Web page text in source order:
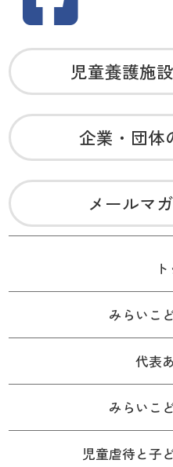
児童養護施
企業・団体
メールマ
みらいこ
代表
みらいこ
児童虐待と子